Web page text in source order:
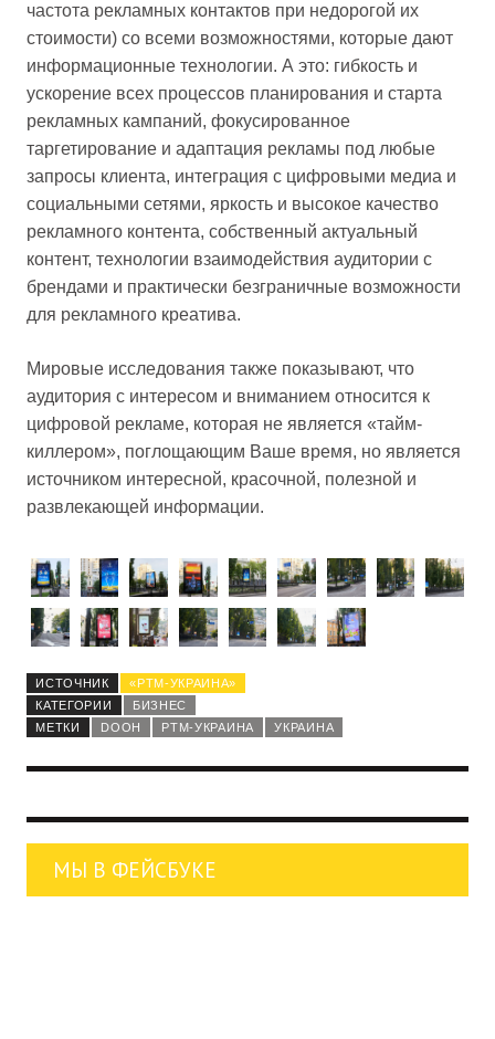
частота рекламных контактов при недорогой их
стоимости) со всеми возможностями, которые дают
информационные технологии. А это: гибкость и
ускорение всех процессов планирования и старта
рекламных кампаний, фокусированное
таргетирование и адаптация рекламы под любые
запросы клиента, интеграция с цифровыми медиа и
социальными сетями, яркость и высокое качество
рекламного контента, собственный актуальный
контент, технологии взаимодействия аудитории с
брендами и практически безграничные возможности
для рекламного креатива.
Мировые исследования также показывают, что
аудитория с интересом и вниманием относится к
цифровой рекламе, которая не является «тайм-
киллером», поглощающим Ваше время, но является
источником интересной, красочной, полезной и
развлекающей информации.
ИСТОЧНИК
«РТМ-УКРАИНА»
КАТЕГОРИИ
БИЗНЕС
МЕТКИ
DOOH РТМ-УКРАИНА УКРАИНА
МЫ В ФЕЙСБУКЕ